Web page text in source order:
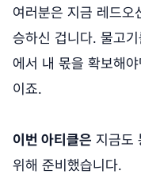
여러분은 지금 레드오
승하신 겁니다. 물고
에서 내 몫을 확보해
이죠.
이번 아티클은 지금도
위해 준비했습니다.